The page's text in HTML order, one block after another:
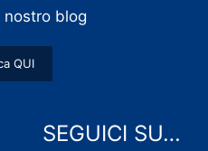
nostro blog
QUI
SEGUICI SU…